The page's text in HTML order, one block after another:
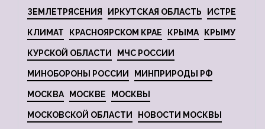
ЗЕМЛЕТРЯСЕНИЯ ИРКУТСКАЯ ОБЛАСТЬ ИСТРЕ
КЛИМАТ КРАСНОЯРСКОМ КРАЕ КРЫМА КРЫМУ
КУРСКОЙ ОБЛАСТИ МЧС РОССИИ
МИНОБОРОНЫ РОССИИ МИНПРИРОДЫ РФ
МОСКВА МОСКВЕ МОСКВЫ
МОСКОВСКОЙ ОБЛАСТИ НОВОСТИ МОСКВЫ